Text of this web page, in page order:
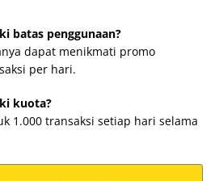
batas penggunaan?
dapat menikmati promo
per hari.
kuota?
1.000 transaksi setiap hari selama